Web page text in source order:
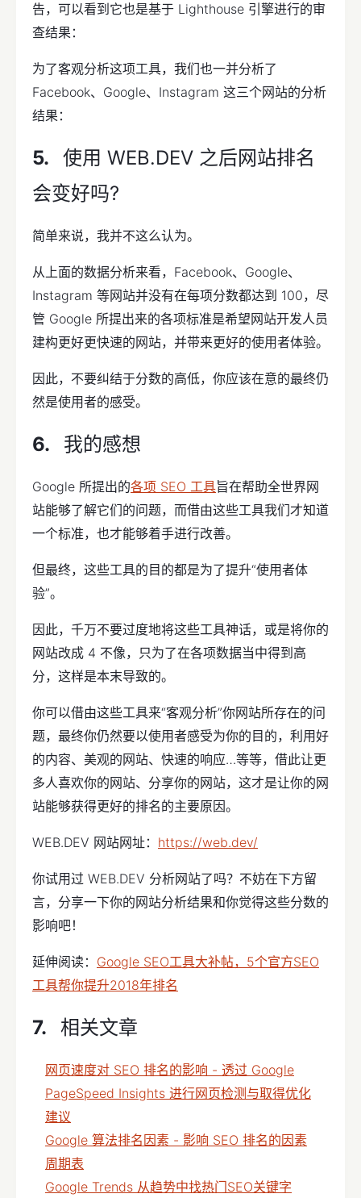
告，可以看到它也是基于 Lighthouse 引擎进行的审
查结果：
为了客观分析这项工具，我们也一并分析了
Facebook、Google、Instagram 这三个网站的分析
结果：
使用 WEB.DEV 之后网站排名
会变好吗?
简单来说，我并不这么认为。
从上面的数据分析来看，Facebook、Google、
Instagram 等网站并没有在每项分数都达到 100，尽
管 Google 所提出来的各项标准是希望网站开发人员
建构更好更快速的网站，并带来更好的使用者体验。
因此，不要纠结于分数的高低，你应该在意的最终仍
然是使用者的感受。
我的感想
Google 所提出的各项 SEO 工具旨在帮助全世界网
站能够了解它们的问题，而借由这些工具我们才知道
一个标准，也才能够着手进行改善。
但最终，这些工具的目的都是为了提升“使用者体
验”。
因此，千万不要过度地将这些工具神话，或是将你的
网站改成 4 不像，只为了在各项数据当中得到高
分，这样是本末导致的。
你可以借由这些工具来“客观分析”你网站所存在的问
题，最终你仍然要以使用者感受为你的目的，利用好
的内容、美观的网站、快速的响应…等等，借此让更
多人喜欢你的网站、分享你的网站，这才是让你的网
站能够获得更好的排名的主要原因。
WEB.DEV 网站网址： https://web.dev/
你试用过 WEB.DEV 分析网站了吗？不妨在下方留
言，分享一下你的网站分析结果和你觉得这些分数的
影响吧！
延伸阅读： Google SEO工具大补帖，5个官方SEO
工具帮你提升2018年排名
相关文章
网页速度对 SEO 排名的影响 - 透过 Google
PageSpeed Insights 进行网页检测与取得优化
建议
Google 算法排名因素 - 影响 SEO 排名的因素
周期表
Google Trends 从趋势中找热门SEO关键字